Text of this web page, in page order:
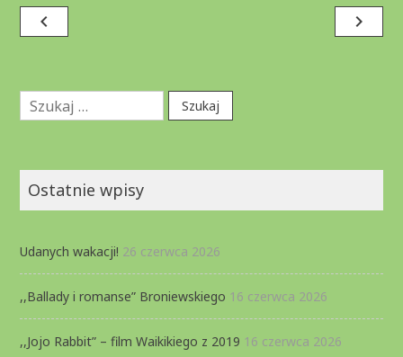
Nawigacja
wpisu
navigate_before navigate_next
Szukaj:
Ostatnie wpisy
Udanych wakacji! 26 czerwca 2026
,,Ballady i romanse” Broniewskiego 16 czerwca 2026
,,Jojo Rabbit” – film Waikikiego z 2019 16 czerwca 2026